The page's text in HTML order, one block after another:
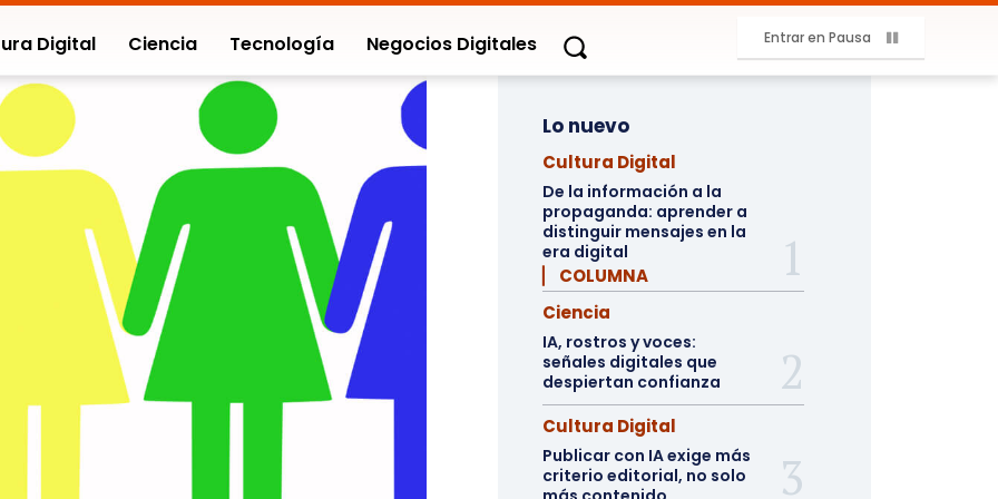
Digital Ciencia Tecnología Negocios Digitales Entrar en Pausa
Lo nuevo
Cultura Digital
De la información a la
propaganda: aprender a
distinguir mensajes en la
era digital
▏ COLUMNA
Ciencia
IA, rostros y voces:
señales digitales que
despiertan confianza
Cultura Digital
Publicar con IA exige más
criterio editorial, no solo